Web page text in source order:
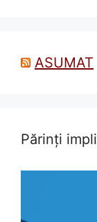
ASUMAT
Părinți